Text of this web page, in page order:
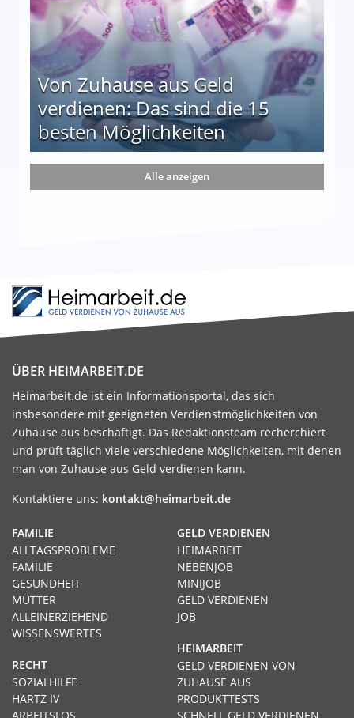
Von Zuhause aus Geld
verdienen: Das sind die 15
besten Möglichkeiten
die 15 besten Möglichkeiten
Alle anzeigen
ÜBER HEIMARBEIT.DE
Heimarbeit.de ist ein Informationsportal, das sich
insbesondere mit geeigneten Verdienstmöglichkeiten von
Zuhause aus beschäftigt. Das Redaktionsteam recherchiert
und prüft täglich viele verschiedene Möglichkeiten, mit denen
man von Zuhause aus Geld verdienen kann.
Kontaktiere uns: kontakt@heimarbeit.de
GELD VERDIENEN
HEIMARBEIT
NEBENJOB
MINIJOB
GELD VERDIENEN
JOB
HEIMARBEIT
GELD VERDIENEN VON
ZUHAUSE AUS
PRODUKTTESTS
SCHNELL GELD VERDIENEN
FAMILIE
ALLTAGSPROBLEME
FAMILIE
GESUNDHEIT
MÜTTER
ALLEINERZIEHEND
WISSENSWERTES
RECHT
SOZIALHILFE
HARTZ IV
ARBEITSLOS